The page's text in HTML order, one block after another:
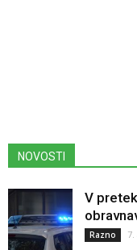
NOVOSTI
V
Razno